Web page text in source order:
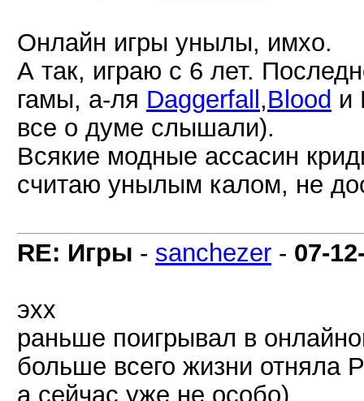
Онлайн игры унылы, имхо.
А так, играю с 6 лет.
гамы, а-ля Daggerfall ,Blood и
все о думе слышали).
Всякие модные ассасин
считаю унылым калом, не
RE: Игры - sanchezer - 07-
эхх
раньше поигрывал в
больше всего жизни отняла
а сейчас уже не особо)